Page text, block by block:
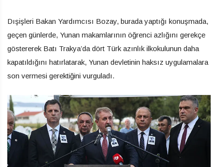
Dışişleri Bakan Yardımcısı Bozay, burada yaptığı konuşmada,
geçen günlerde, Yunan makamlarının öğrenci azlığını gerekçe
göstererek Batı Trakya’da dört Türk azınlık ilkokulunun daha
kapatıldığını hatırlatarak, Yunan devletinin haksız uygulamalara
son vermesi gerektiğini vurguladı.